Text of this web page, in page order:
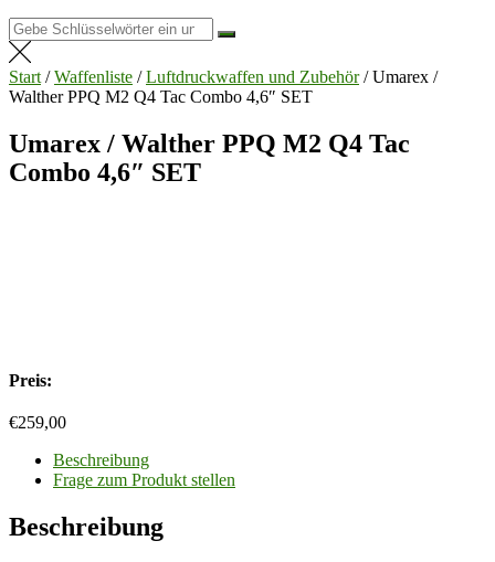
Suchen
nach:
Start /Waffenliste /Luftdruckwaffen und Zubehör/ Umarex /
Walther PPQ M2 Q4 Tac Combo 4,6″ SET
Umarex / Walther PPQ M2 Q4 Tac
Combo 4,6″ SET
Preis:
€259,00
Beschreibung
Frage zum Produkt stellen
Beschreibung